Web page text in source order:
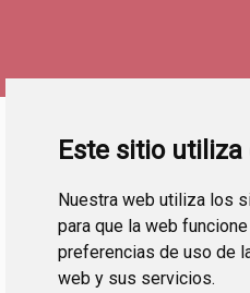
Este sitio
Nuestra web utiliza los
para que la web
preferencias de uso de
web y sus servicios.